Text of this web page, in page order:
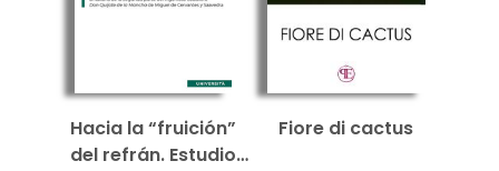
Hacia la “fruición”
del refrán. Estudio
Fiore di cactus